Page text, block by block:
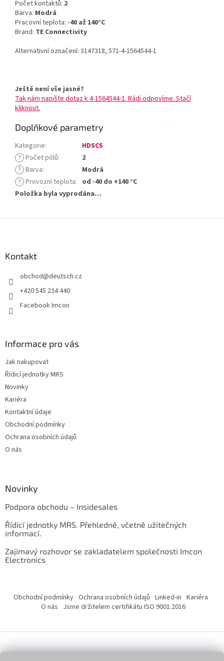
Počet kontaktů: 2
Barva: Modrá
Pracovní teplota: -40 až 140°C
Brand: TE Connectivity
Alternativní označení: 3147318, 571-4-1564544-1
Ještě není vše jasné?
Tak nám napište dotaz k 4-1564544-1. Rádi odpovíme. Stačí
kliknout.
Doplňkové parametry
Kategorie:
HDSCS
? Počet pólů:
2
? Barva:
Modrá
? Provozní teplota: od -40 do +140 °C
Položka byla vyprodána…
Kontakt
obchod@deutsch.cz
+420 545 234 440
Facebook Imcon
Informace pro vás
Jak nakupovat
Řídicí jednotky MRS
Novinky
Kariéra
Kontaktní údaje
Obchodní podmínky
Ochrana osobních údajů
O nás
Novinky
Podpora obchodu – Insidesales
Řídicí jednotky MRS. Přehledně, včetně užitečných
informací.
Zajímavý rozhovor se zakladatelem společnosti Imcon
Electronics
Obchodní podmínky Ochrana osobních údajů Linked-in Kariéra
O nás Jsme držitelem certifikátu ISO 9001:2016